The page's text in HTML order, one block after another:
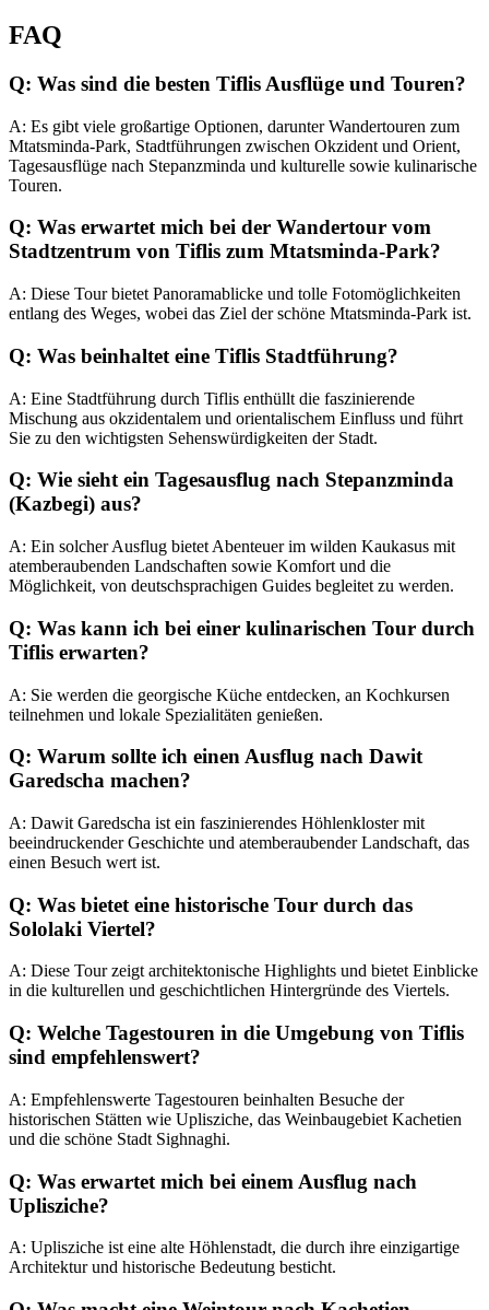
FAQ
Q: Was sind die besten Tiflis Ausflüge und Touren?
A: Es gibt viele großartige Optionen, darunter Wandertouren zum
Mtatsminda-Park, Stadtführungen zwischen Okzident und Orient,
Tagesausflüge nach Stepanzminda und kulturelle sowie kulinarische
Touren.
Q: Was erwartet mich bei der Wandertour vom
Stadtzentrum von Tiflis zum Mtatsminda-Park?
A: Diese Tour bietet Panoramablicke und tolle Fotomöglichkeiten
entlang des Weges, wobei das Ziel der schöne Mtatsminda-Park ist.
Q: Was beinhaltet eine Tiflis Stadtführung?
A: Eine Stadtführung durch Tiflis enthüllt die faszinierende
Mischung aus okzidentalem und orientalischem Einfluss und führt
Sie zu den wichtigsten Sehenswürdigkeiten der Stadt.
Q: Wie sieht ein Tagesausflug nach Stepanzminda
(Kazbegi) aus?
A: Ein solcher Ausflug bietet Abenteuer im wilden Kaukasus mit
atemberaubenden Landschaften sowie Komfort und die
Möglichkeit, von deutschsprachigen Guides begleitet zu werden.
Q: Was kann ich bei einer kulinarischen Tour durch
Tiflis erwarten?
A: Sie werden die georgische Küche entdecken, an Kochkursen
teilnehmen und lokale Spezialitäten genießen.
Q: Warum sollte ich einen Ausflug nach Dawit
Garedscha machen?
A: Dawit Garedscha ist ein faszinierendes Höhlenkloster mit
beeindruckender Geschichte und atemberaubender Landschaft, das
einen Besuch wert ist.
Q: Was bietet eine historische Tour durch das
Sololaki Viertel?
A: Diese Tour zeigt architektonische Highlights und bietet Einblicke
in die kulturellen und geschichtlichen Hintergründe des Viertels.
Q: Welche Tagestouren in die Umgebung von Tiflis
sind empfehlenswert?
A: Empfehlenswerte Tagestouren beinhalten Besuche der
historischen Stätten wie Uplisziche, das Weinbaugebiet Kachetien
und die schöne Stadt Sighnaghi.
Q: Was erwartet mich bei einem Ausflug nach
Uplisziche?
A: Uplisziche ist eine alte Höhlenstadt, die durch ihre einzigartige
Architektur und historische Bedeutung besticht.